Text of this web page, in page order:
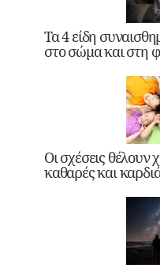
Τα 4 είδη
στο σώμα και στη
Οι σχέσεις θέλουν
καθαρές και